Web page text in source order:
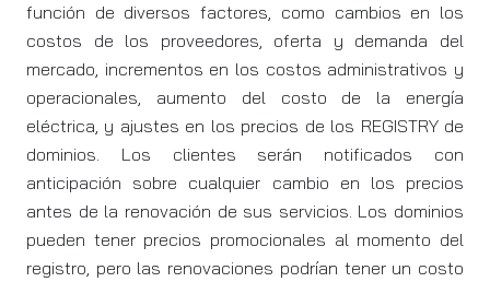
función de diversos factores, como cambios en los
costos de los proveedores, oferta y demanda del
mercado, incrementos en los costos administrativos y
operacionales, aumento del costo de la energía
eléctrica, y ajustes en los precios de los REGISTRY de
dominios. Los clientes serán notificados con
anticipación sobre cualquier cambio en los precios
antes de la renovación de sus servicios. Los dominios
pueden tener precios promocionales al momento del
registro, pero las renovaciones podrían tener un costo